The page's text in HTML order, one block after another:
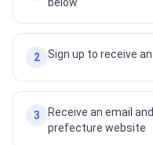
2 Sign up to receive
3
Receive an email
prefecture website